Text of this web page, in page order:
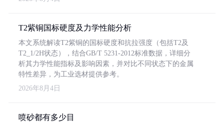
T2紫铜国标硬度及力学性能分析
本文系统解读T2紫铜的国标硬度和抗拉强度（包括T2及
T2_1/2H状态），结合GB/T 5231-2012标准数据，详细分
析其力学性能指标及影响因素，并对比不同状态下的金属
特性差异，为工业选材提供参考。
2026年8月4日
喷砂都有多少目